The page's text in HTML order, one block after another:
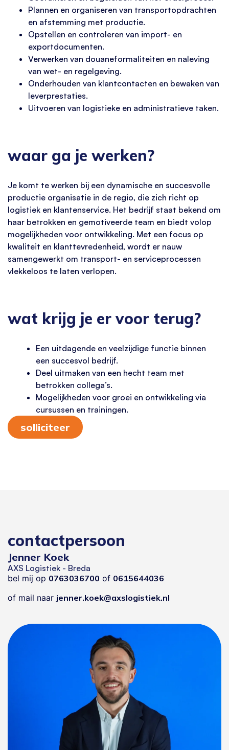
Plannen en organiseren van transportopdrachten
en afstemming met productie.
Opstellen en controleren van import- en
exportdocumenten.
Verwerken van douaneformaliteiten en naleving
van wet- en regelgeving.
Onderhouden van klantcontacten en bewaken van
leverprestaties.
Uitvoeren van logistieke en administratieve taken.
waar ga je werken?
Je komt te werken bij een dynamische en succesvolle
productie organisatie in de regio, die zich richt op
logistiek en klantenservice. Het bedrijf staat bekend om
haar betrokken en gemotiveerde team en biedt volop
mogelijkheden voor ontwikkeling. Met een focus op
kwaliteit en klanttevredenheid, wordt er nauw
samengewerkt om transport- en serviceprocessen
vlekkeloos te laten verlopen.
wat krijg je er voor terug?
Een uitdagende en veelzijdige functie binnen
een succesvol bedrijf.
Deel uitmaken van een hecht team met
betrokken collega’s.
Mogelijkheden voor groei en ontwikkeling via
cursussen en trainingen.
solliciteer
contactpersoon
Jenner Koek
AXS Logistiek - Breda
bel mij op 0763036700 of 0615644036
of mail naar jenner.koek@axslogistiek.nl